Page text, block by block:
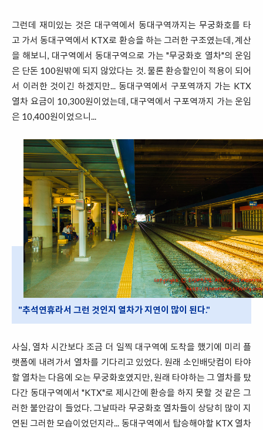
그런데 재미있는 것은 대구역에서 동대구역까지는 무궁화호를 타
고 가서 동대구역에서 KTX로 환승을 하는 그러한 구조였는데, 계산
을 해보니, 대구역에서 동대구역으로 가는 "무궁화호 열차"의 운임
은 단돈 100원밖에 되지 않았다는 것. 물론 환승할인이 적용이 되어
서 이러한 것이긴 하겠지만... 동대구역에서 구포역까지 가는 KTX
열차 요금이 10,300원이었는데, 대구역에서 구포역까지 가는 운임
은 10,400원이었으니...
"추석연휴라서 그런 것인지 열차가 지연이 많이 된다."
사실, 열차 시간보다 조금 더 일찍 대구역에 도착을 했기에 미리 플
랫폼에 내려가서 열차를 기다리고 있었다. 원래 소인배닷컴이 타야
할 열차는 다음에 오는 무궁화호였지만, 원래 타야하는 그 열차를 탔
다간 동대구역에서 "KTX"로 제시간에 환승을 하지 못할 것 같은 그
러한 불안감이 들었다. 그날따라 무궁화호 열차들이 상당히 많이 지
연된 그러한 모습이었던지라... 동대구역에서 탑승해야할 KTX 열차